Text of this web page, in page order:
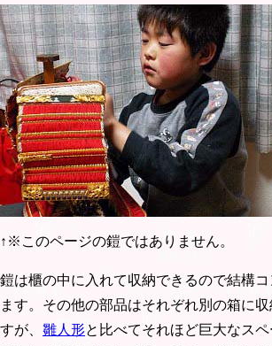
↑※このページの鎧ではありません。
鎧は櫃の中に入れて収納できるので結構
ます。その他の部品はそれぞれ別の箱に
すが、 雛人形と比べてそれほど巨大なス